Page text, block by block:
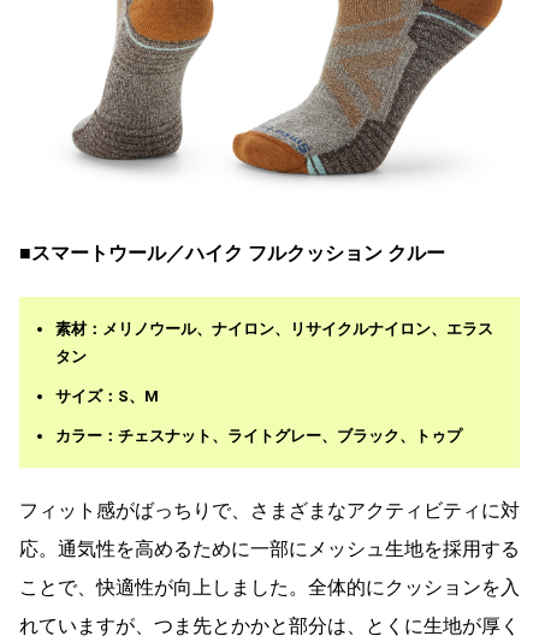
■スマートウール／ハイク フルクッション クルー
素材：メリノウール、ナイロン、リサイクルナイロン、エラス
タン
サイズ：S、M
カラー：チェスナット、ライトグレー、ブラック、トゥプ
フィット感がばっちりで、さまざまなアクティビティに対
応。通気性を高めるために一部にメッシュ生地を採用する
ことで、快適性が向上しました。全体的にクッションを入
れていますが、つま先とかかと部分は、とくに生地が厚く